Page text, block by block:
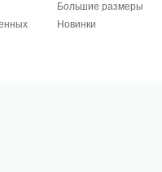
Большие размеры
Новинки